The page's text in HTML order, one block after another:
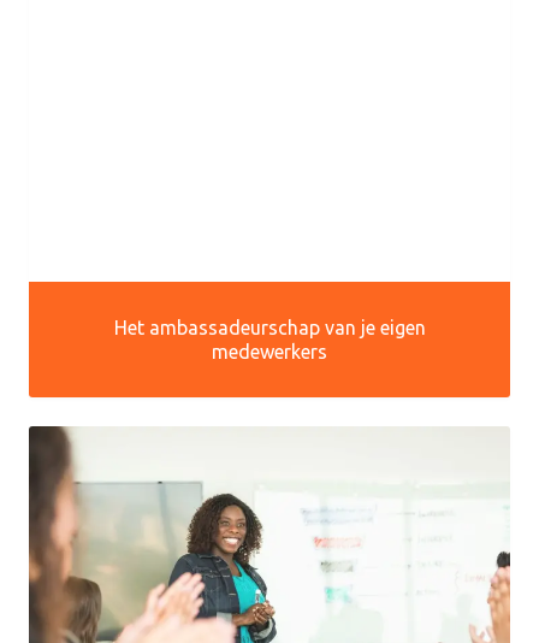
Het ambassadeurschap van je eigen
medewerkers